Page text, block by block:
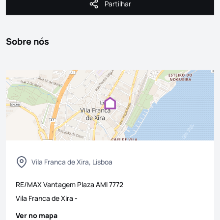
Partilhar
Partilhar
Sobre nós
Vila Franca de Xira, Lisboa
RE/MAX Vantagem Plaza AMI7772
Vila Franca de Xira -
Ver no mapa